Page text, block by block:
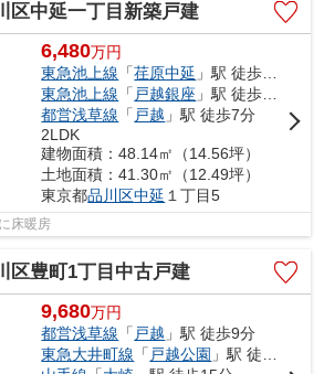
区中延一丁目新築戸建
6,480万円
東急池上線 「荏原中延 」駅 徒歩5分
東急池上線 「 戸越銀座 」駅 徒歩7分
都営浅草線 「 戸越 」駅 徒歩7分
2LDK
建物面積：48.14㎡（14.56坪）
土地面積：41.30㎡（12.49坪）
東京都品川区中延 １丁目5
床暖房
区豊町1丁目中古戸建
9,680万円
都営浅草線 「 戸越 」駅 徒歩9分
東急大井町線 「 戸越公園 」駅 徒歩10分